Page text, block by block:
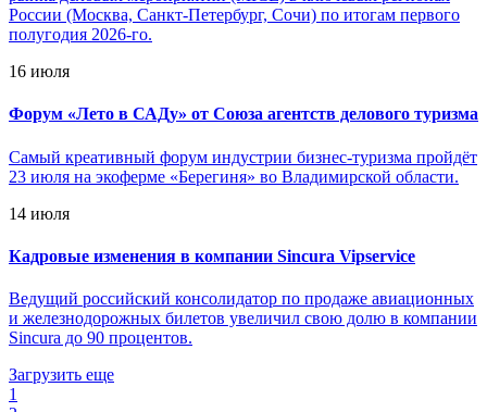
России (Москва, Санкт-Петербург, Сочи) по итогам первого
полугодия 2026-го.
16 июля
Форум «Лето в САДу» от Союза агентств делового туризма
Самый креативный форум индустрии бизнес-туризма пройдёт
23 июля на экоферме «Берегиня» во Владимирской области.
14 июля
Кадровые изменения в компании Sincura Vipservice
Ведущий российский консолидатор по продаже авиационных
и железнодорожных билетов увеличил свою долю в компании
Sincura до 90 процентов.
Загрузить еще
1